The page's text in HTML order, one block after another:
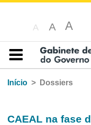
A A A
Índice
Início
Dossiers
CAEAL na fase